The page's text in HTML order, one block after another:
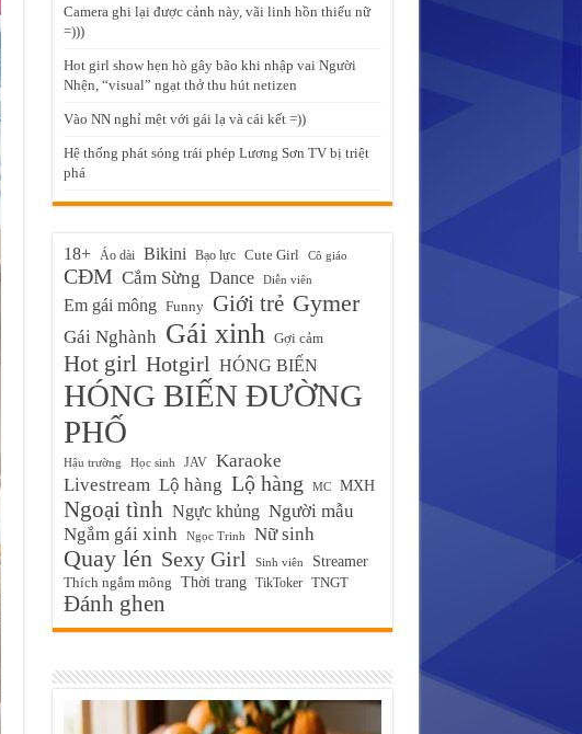
Camera ghi lại được cảnh này, vãi linh hồn thiếu nữ
=)))
Hot girl show hẹn hò gây bão khi nhập vai Người
Nhện, “visual” ngạt thở thu hút netizen
Vào NN nghỉ mệt với gái lạ và cái kết =))
Hệ thống phát sóng trái phép Lương Sơn TV bị triệt
phá
18+ Áo dài Bikini Bạo lực Cute Girl Cô giáo
CĐM Cắm Sừng Dance Diễn viên
Em gái mông Funny Giới trẻ Gymer
Gái Nghành Gái xinh Gợi cảm
Hot girl Hotgirl HÓNG BIẾN
HÓNG BIẾN ĐƯỜNG
PHỐ
Hậu trường Học sinh JAV
Karaoke
Livestream Lộ hàng Lộ hàng MC MXH
Ngoại tình Ngực khủng Người mẫu
Ngắm gái xinh
Ngọc Trinh Nữ sinh
Quay lén Sexy Girl Sinh viên Streamer
Thích ngắm mông Thời trang TikToker TNGT
Đánh ghen